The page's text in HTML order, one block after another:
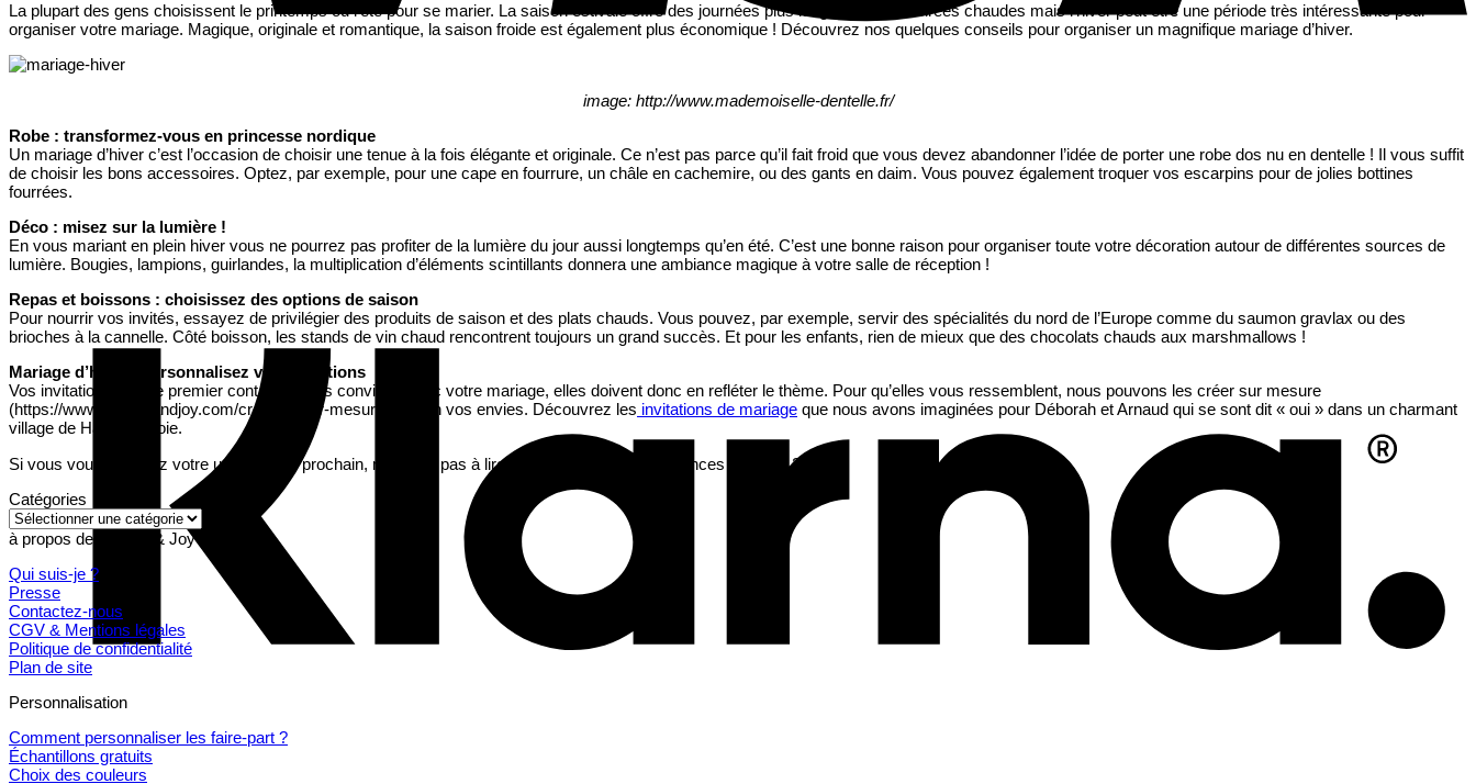
La plupart des gens choisissent le printemps ou l’été pour se marier. La saison estivale offre des journées plus longues et des soirées chaudes mais l’hiver peut être une période très intéressante pour
organiser votre mariage. Magique, originale et romantique, la saison froide est également plus économique ! Découvrez nos quelques conseils pour organiser un magnifique mariage d’hiver.
image: http://www.mademoiselle-dentelle.fr/
Robe : transformez-vous en princesse nordique
Un mariage d’hiver c’est l’occasion de choisir une tenue à la fois élégante et originale. Ce n’est pas parce qu’il fait froid que vous devez abandonner l’idée de porter une robe dos nu en dentelle ! Il vous suffit
de choisir les bons accessoires. Optez, par exemple, pour une cape en fourrure, un châle en cachemire, ou des gants en daim. Vous pouvez également troquer vos escarpins pour de jolies bottines
fourrées.
Déco : misez sur la lumière !
En vous mariant en plein hiver vous ne pourrez pas profiter de la lumière du jour aussi longtemps qu’en été. C’est une bonne raison pour organiser toute votre décoration autour de différentes sources de
lumière. Bougies, lampions, guirlandes, la multiplication d’éléments scintillants donnera une ambiance magique à votre salle de réception !
Repas et boissons : choisissez des options de saison
Pour nourrir vos invités, essayez de privilégier des produits de saison et des plats chauds. Vous pouvez, par exemple, servir des spécialités du nord de l’Europe comme du saumon gravlax ou des
brioches à la cannelle. Côté boisson, les stands de vin chaud rencontrent toujours un grand succès. Et pour les enfants, rien de mieux que des chocolats chauds aux marshmallows !
Mariage d’hiver : personnalisez vos invitations
Vos invitations sont le premier contact de vos convives avec votre mariage, elles doivent donc en refléter le thème. Pour qu’elles vous ressemblent, nous pouvons les créer sur mesure
(https://www.pepperandjoy.com/creation-sur-mesure/), selon vos envies. Découvrez les invitations de mariage que nous avons imaginées pour Déborah et Arnaud qui se sont dit « oui » dans un charmant
village de Haute-Savoie.
Si vous vous célébrez votre union l’hiver prochain, n’hésitez pas à lire notre article sur les tendances mariage 2016 !
Catégories
Catégories
à propos de Pepper & Joy
Qui suis-je ?
Presse
Contactez-nous
CGV & Mentions légales
Politique de confidentialité
Plan de site
Personnalisation
Comment personnaliser les faire-part ?
Échantillons gratuits
Choix des couleurs